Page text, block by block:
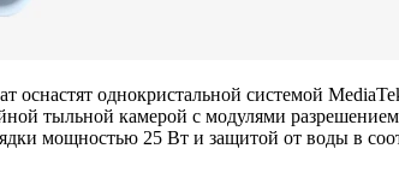
оснастят однокристальной системой
тыльной камерой с модулями
мощностью 25 Вт и защитой от воды в